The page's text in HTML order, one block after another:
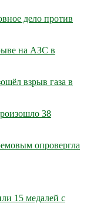
дело против
на АЗС в
взрыв газа в
38
опровергла
15 медалей с